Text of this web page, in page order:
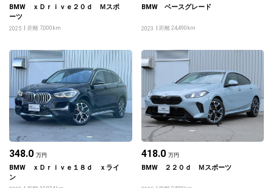
BMW ｘＤｒｉｖｅ２０ｄ Ｍスポ
ーツ
2025 距離 7,000km
BMW ベースグレード
2023 距離 24,490km
348.0 万円
BMW ｘＤｒｉｖｅ１８ｄ ｘライ
ン
418.0 万円
BMW ２２０ｄ Ｍスポーツ